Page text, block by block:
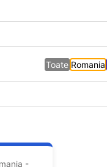
Toate Romania
-